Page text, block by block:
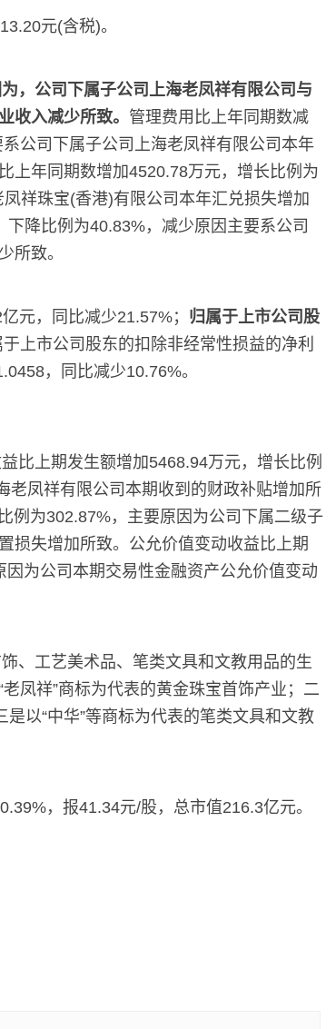
元(含税)。
，公司下属子公司上海老凤祥有限公司与
收入减少所致。 管理费用比上年同期数减
公司下属子公司上海老凤祥有限公司本年
上年同期数增加4520.78万元，增长比例为
祥珠宝(香港)有限公司本年汇兑损失增加
降比例为40.83%，减少原因主要系公司
所致。
，同比减少21.57%； 归属于上市公司股
于上市公司股东的扣除非经常性损益的净利
，同比减少10.76%。
上期发生额增加5468.94万元，增长比例
老凤祥有限公司本期收到的财政补贴增加所
例为302.87%，主要原因为公司下属二级子
损失增加所致。公允价值变动收益比上期
为公司本期交易性金融资产公允价值变动
工艺美术品、笔类文具和文教用品的生
凤祥”商标为代表的黄金珠宝首饰产业；二
以“中华”等商标为代表的笔类文具和文教
，报41.34元/股，总市值216.3亿元。